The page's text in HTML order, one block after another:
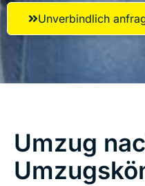
Unverbindlich
Umzug